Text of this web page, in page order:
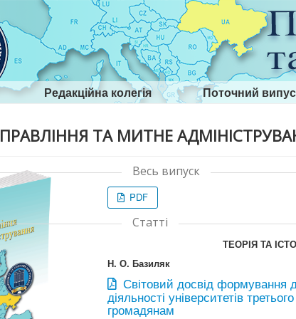
Редакційна колегія Поточний
ТА МИТНЕ
Весь випуск
PDF
Статті
ТЕОРІЯ ТА
Н. О. Базиляк
Світовий досвід формування
діяльності університетів
громадянам